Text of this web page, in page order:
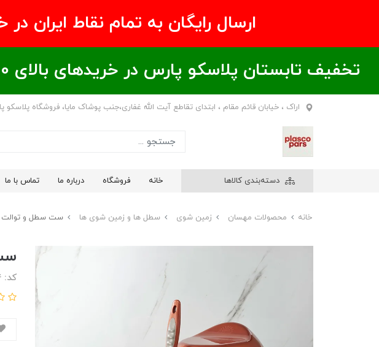
ارسال رایگان به تمام نقاط ایران در خریدهای
تخفیف تابستان پلاسکو پارس در خریدهای بالای ۶00 هزار تومان / خرید بیشتر = تخفیف بیشتر
اراک ، خیابان قائم مقام ، ابتدای تقاطع آیت الله غفاری،جنب پوشاک مایا، فروشگاه پلاسکو
دسته‌بندی کالاها خانه فروشگاه درباره ما تماس با ما
خانه محصولات مهسان زمین شوی سطل ها و زمین شوی ها ست سطل و توالت
کد: 3024